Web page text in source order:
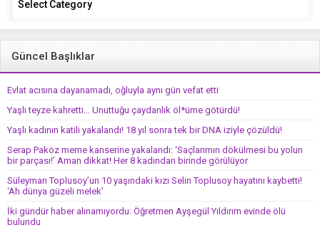
Güncel Başlıklar
Evlat acısına dayanamadı, oğluyla aynı gün vefat etti
Yaşlı teyze kahretti… Unuttuğu çaydanlık öl*üme götürdü!
Yaşlı kadının katili yakalandı! 18 yıl sonra tek bir DNA iziyle çözüldü!
Serap Paköz meme kanserine yakalandı: ‘Saçlarımın dökülmesi bu yolun
bir parçası!’ Aman dikkat! Her 8 kadından birinde görülüyor
Süleyman Toplusoy’un 10 yaşındaki kızı Selin Toplusoy hayatını kaybetti!
‘Ah dünya güzeli melek’
İki gündür haber alınamıyordu: Öğretmen Ayşegül Yıldırım evinde ölü
bulundu